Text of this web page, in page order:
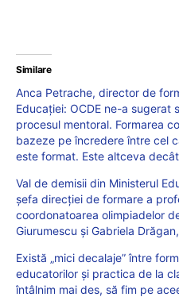
Similare
Anca Petrache, director de
Educației: OCDE ne-a sugerat
procesul mentoral. Formarea
bazeze pe încredere între cel
este format. Este altceva
Val de demisii din Ministerul
șefa direcției de formare a
coordonatoarea olimpiadelor
Giurumescu și Gabriela
Există „mici decalaje” între
educatorilor și practica de la
întâlnim mai des, să fim pe